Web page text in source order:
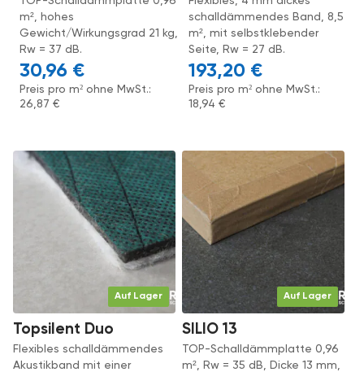
m², hohes
Gewicht/Wirkungsgrad 21 kg,
Rw = 37 dB.
30,96 €
Preis pro m² ohne MwSt.:
26,87€
schalldämmendes Band, 8,5
m², mit selbstklebender
Seite, Rw = 27 dB.
193,20 €
Preis pro m² ohne MwSt.:
18,94€
Auf Lager
Topsilent Duo
Flexibles schalldämmendes
Akustikband mit einer
Auf Lager
SILIO 13
TOP-Schalldämmplatte 0,96
m², Rw = 35 dB, Dicke 13 mm,